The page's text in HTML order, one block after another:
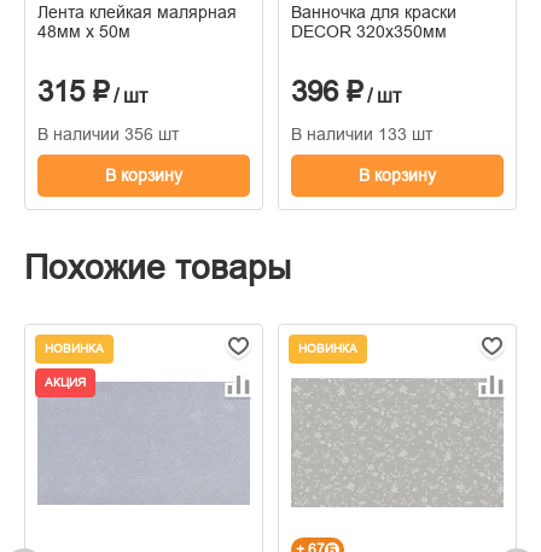
Лента клейкая малярная
48мм х 50м
315 ₽/ шт
В наличии 356 шт
В корзину
Ванночка для краски
DECOR 320х350мм
396 ₽/ шт
В наличии 133 шт
В корзину
Похожие товары
НОВИНКА
АКЦИЯ
НОВИНКА